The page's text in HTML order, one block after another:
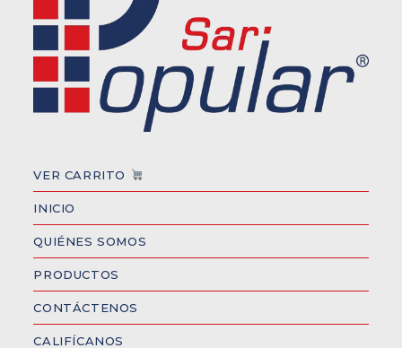
VER CARRITO
INICIO
QUIÉNES SOMOS
PRODUCTOS
CONTÁCTENOS
CALIFÍCANOS